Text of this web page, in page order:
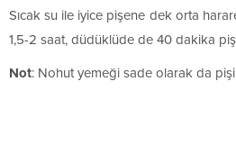
Sıcak su ile iyice pişene dek orta
1,5-2 saat, düdüklüde de 40 dakika
Not: Nohut yemeği sade olarak da